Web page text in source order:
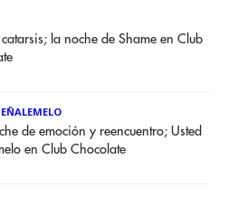
la noche de Shame en Club
de emoción y reencuentro; Usted
en Club Chocolate